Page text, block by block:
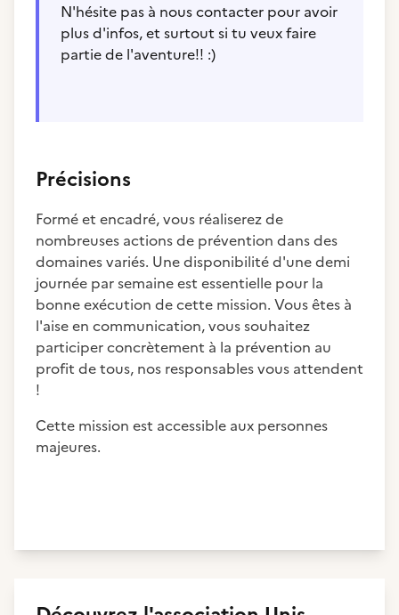
N'hésite pas à nous contacter pour avoir
plus d'infos, et surtout si tu veux faire
partie de l'aventure!! :)
Précisions
Formé et encadré, vous réaliserez de
nombreuses actions de prévention dans des
domaines variés. Une disponibilité d'une demi
journée par semaine est essentielle pour la
bonne exécution de cette mission. Vous êtes à
l'aise en communication, vous souhaitez
participer concrètement à la prévention au
profit de tous, nos responsables vous attendent
!
Cette mission est accessible aux personnes
majeures.